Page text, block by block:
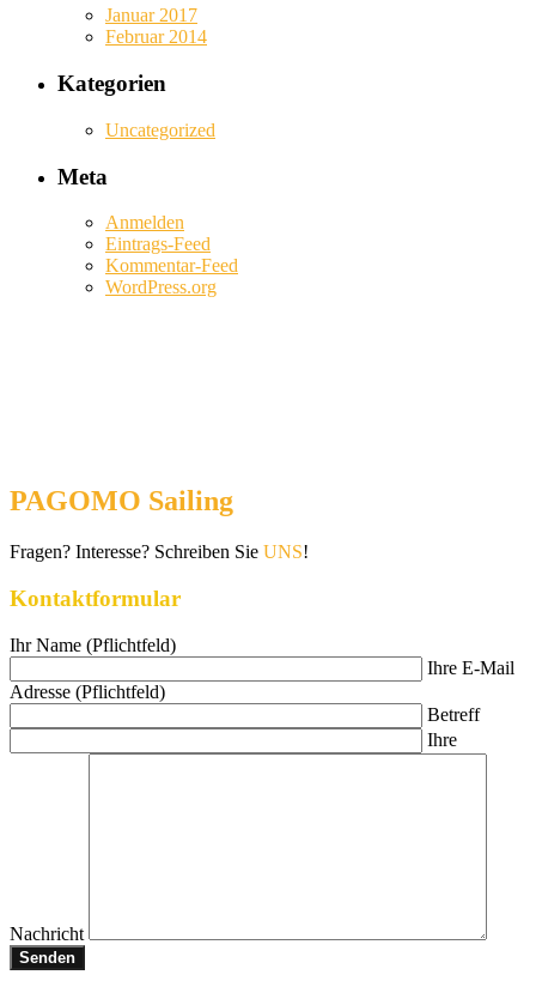
Januar 2017
Februar 2014
Kategorien
Uncategorized
Meta
Anmelden
Eintrags-Feed
Kommentar-Feed
WordPress.org
PAGOMO Sailing
Fragen? Interesse? Schreiben Sie UNS!
Kontaktformular
Ihr Name (Pflichtfeld)
Ihre E-Mail
Adresse (Pflichtfeld)
Betreff
Ihre
Nachricht